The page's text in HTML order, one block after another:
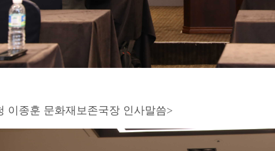
이종훈 문화재보존국장 인사말씀>